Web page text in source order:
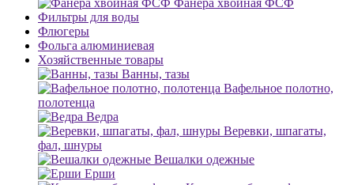
Фанера хвойная ФСФ
Фильтры для воды
Флюгеры
Фольга алюминиевая
Хозяйственные товары
Ванны, тазы
Вафельное полотно,
полотенца
Ведра
Веревки, шпагаты,
фал, шнуры
Вешалки одежные
Ерши